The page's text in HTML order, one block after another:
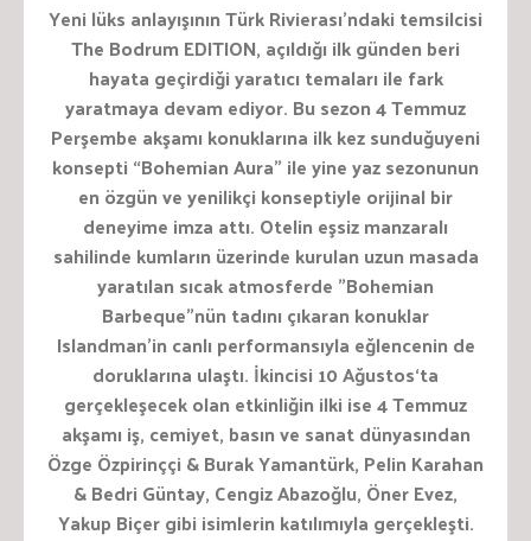
Yeni lüks anlayışının Türk Rivierası’ndaki temsilcisi
The Bodrum EDITION, açıldığı ilk günden beri
hayata geçirdiği yaratıcı temaları ile fark
yaratmaya devam ediyor. Bu sezon 4 Temmuz
Perşembe akşamı konuklarına ilk kez sunduğuyeni
konsepti “Bohemian Aura” ile yine yaz sezonunun
en özgün ve yenilikçi konseptiyle orijinal bir
deneyime imza attı. Otelin eşsiz manzaralı
sahilinde kumların üzerinde kurulan uzun masada
yaratılan sıcak atmosferde ”Bohemian
Barbeque”nün tadını çıkaran konuklar
Islandman’in canlı performansıyla eğlencenin de
doruklarına ulaştı. İkincisi 10 Ağustos‘ta
gerçekleşecek olan etkinliğin ilki ise 4 Temmuz
akşamı iş, cemiyet, basın ve sanat dünyasından
Özge Özpirinççi & Burak Yamantürk, Pelin Karahan
& Bedri Güntay, Cengiz Abazoğlu, Öner Evez,
Yakup Biçer gibi isimlerin katılımıyla gerçekleşti.